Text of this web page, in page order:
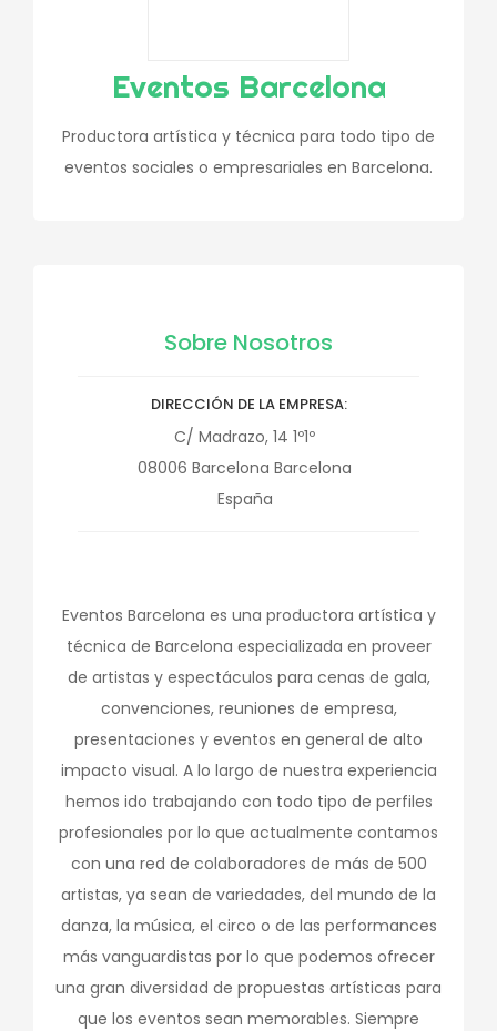
Eventos Barcelona
Productora artística y técnica para todo tipo de
eventos sociales o empresariales en Barcelona.
Sobre Nosotros
DIRECCIÓN DE LA EMPRESA
C/ Madrazo, 14 1º1º
08006 Barcelona Barcelona
España
Eventos Barcelona es una productora artística y
técnica de Barcelona especializada en proveer
de artistas y espectáculos para cenas de gala,
convenciones, reuniones de empresa,
presentaciones y eventos en general de alto
impacto visual. A lo largo de nuestra experiencia
hemos ido trabajando con todo tipo de perfiles
profesionales por lo que actualmente contamos
con una red de colaboradores de más de 500
artistas, ya sean de variedades, del mundo de la
danza, la música, el circo o de las performances
más vanguardistas por lo que podemos ofrecer
una gran diversidad de propuestas artísticas para
que los eventos sean memorables. Siempre